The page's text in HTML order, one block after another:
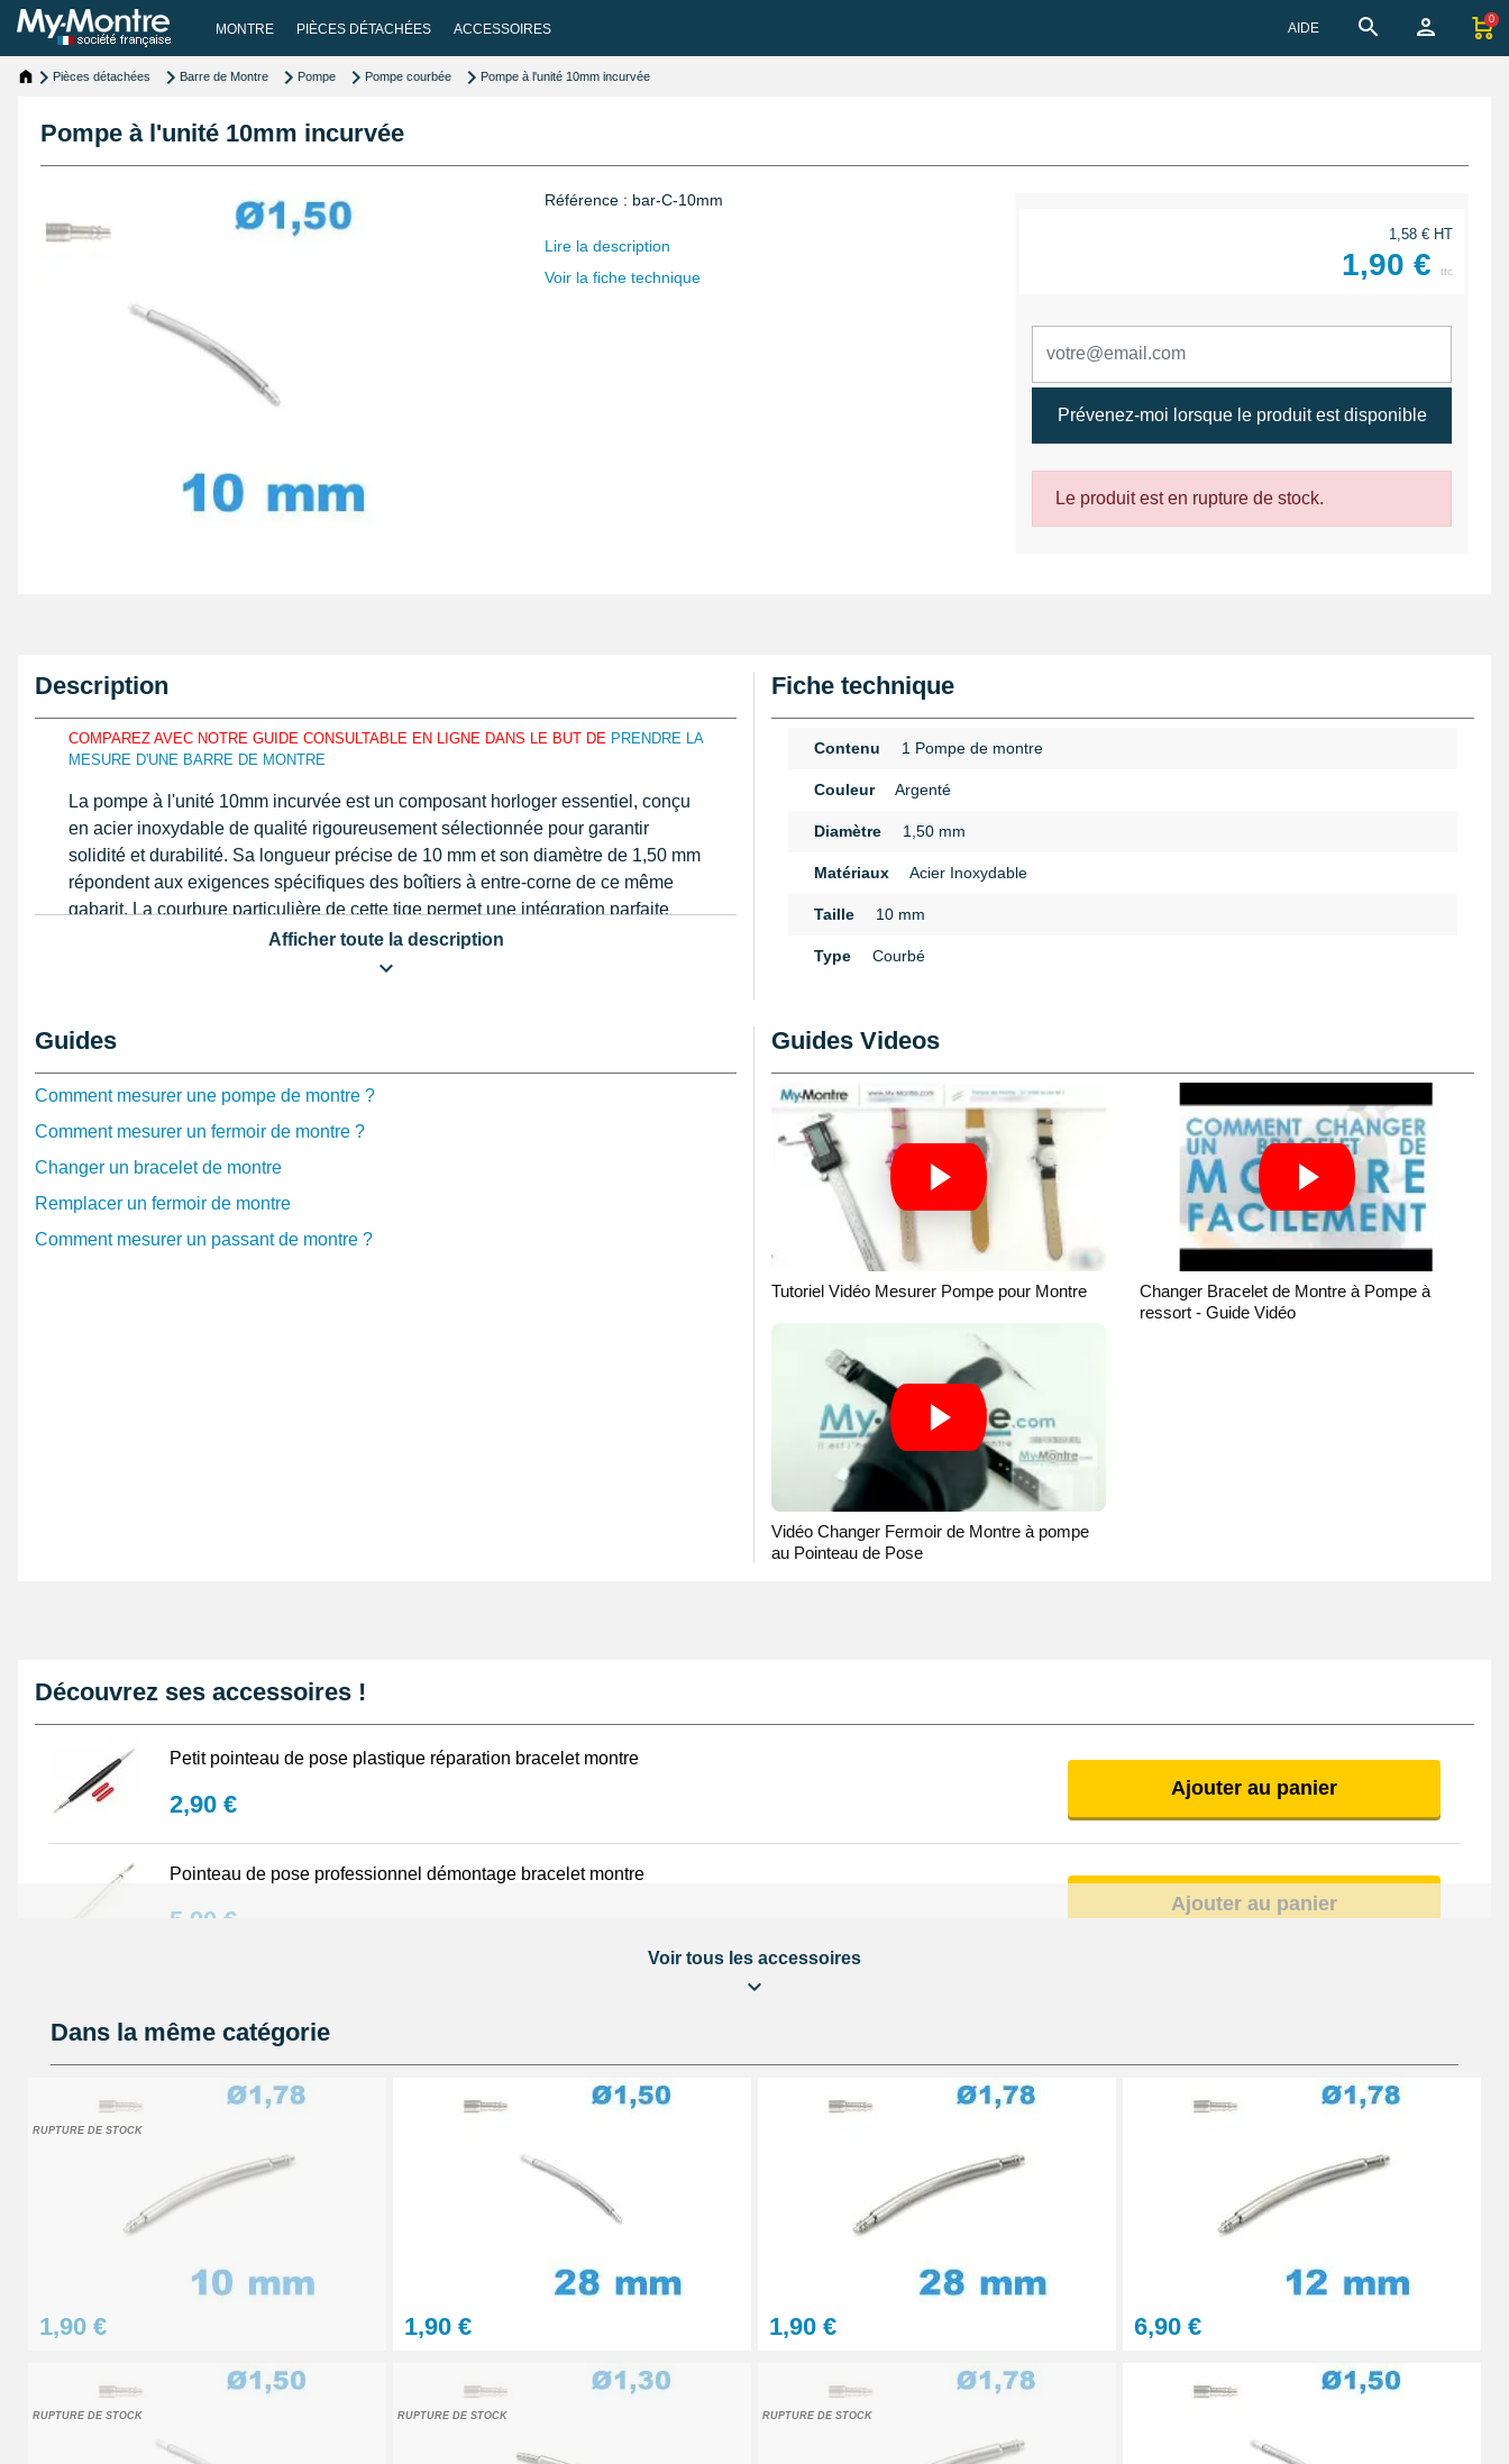
MONTRE PIÈCES DÉTACHÉES ACCESSOIRES AIDE
0
Pièces détachées Barre de Montre Pompe Pompe courbée Pompe à l'unité 10mm incurvée
Pompe à l'unité 10mm incurvée
Référence : bar-C-10mm
Lire la description
Voir la fiche technique
1,58 € HT
1,90 € ttc
Prévenez-moi lorsque le produit est disponible
Le produit est en rupture de stock.
Description
COMPAREZ AVEC NOTRE GUIDE CONSULTABLE EN LIGNE DANS LE BUT DE PRENDRE LA
MESURE D'UNE BARRE DE MONTRE
La pompe à l'unité 10mm incurvée est un composant horloger essentiel, conçu
en acier inoxydable de qualité rigoureusement sélectionnée pour garantir
solidité et durabilité. Sa longueur précise de 10 mm et son diamètre de 1,50 mm
répondent aux exigences spécifiques des boîtiers à entre-corne de ce même
gabarit. La courbure particulière de cette tige permet une intégration parfaite
dans les boîtiers incurvés, assurant une fixation fiable du bracelet sans risque
de jeu ou d'usure prématurée. La double rainure présente sur les extrémités
conception technique évite les contraintes lors du montage et garantit la
pérennité de l'assemblage.
de pose classique pour montre, outil indispensable pour retirer et replacer
facilement les barres à ressort, limitant les risques d'endommagement sur les
composants fragiles. À la suite de ce montage, de nombreux horlogers font
permet d'effectuer toutes les opérations courantes de réparation et d'entretien
Afficher toute la description
Fiche technique
Contenu 1 Pompe de montre
Couleur Argenté
Diamètre 1,50 mm
Matériaux Acier Inoxydable
Taille 10 mm
Type Courbé
Guides
Comment mesurer une pompe de montre ?
Comment mesurer un fermoir de montre ?
Changer un bracelet de montre
Remplacer un fermoir de montre
Comment mesurer un passant de montre ?
Guides Videos
Tutoriel Vidéo Mesurer Pompe pour Montre
Changer Bracelet de Montre à Pompe à
ressort - Guide Vidéo
Vidéo Changer Fermoir de Montre à pompe
au Pointeau de Pose
Découvrez ses accessoires !
Petit pointeau de pose plastique réparation bracelet montre
2,90 €
Ajouter au panier
Pointeau de pose professionnel démontage bracelet montre
5,90 €
Ajouter au panier
32,90 €
Pointeau de pose de précision réparation bracelet montre
Kit Réparation Bracelet Montre 2 Pompes au choix + 1 Pointeau de pose
4,90 €
Sacoche pour réparation de montre - 12 outils
32,90 €
Ajouter au panier
Gros pointeau de pose manipulation bracelet montre
Voir tous les accessoires
Dans la même catégorie
RUPTURE DE STOCK
1,90 € 1,90 € 1,90 € 6,90 €
RUPTURE DE STOCK RUPTURE DE STOCK RUPTURE DE STOCK